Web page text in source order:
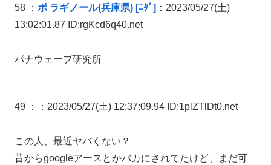
58 ： ボ ラギノール(兵庫県) [ﾆﾀﾞ] ：2023/05/27(土)
13:02:01.87 ID:rgKcd6q40.net
パナウェーブ研究所
49 ： ：2023/05/27(土) 12:37:09.94 ID:1plZTlDt0.net
この人、最近ヤバくない？
昔からgoogleアースとかバカにされてたけど、まだ可